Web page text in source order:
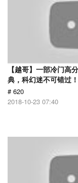
【越哥】一部冷门高
典，科幻迷不可错过！
# 620
2018-10-23 07:40